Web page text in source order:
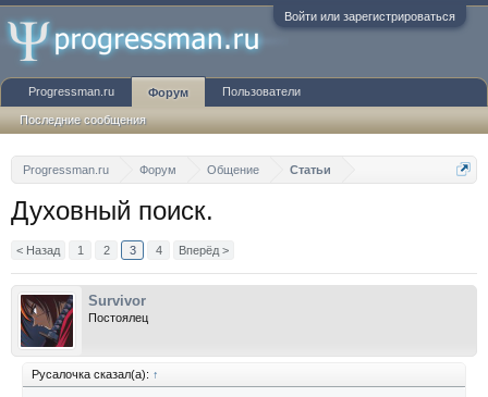
Войти или зарегистрироваться
Progressman.ru Форум Общение Статьи
Духовный поиск.
< Назад 1 2 3 4 Вперёд >
Survivor
Постоялец
Русалочка сказал(а): ↑
Progressman.ru Форум
Последние сообщения
Пользователи